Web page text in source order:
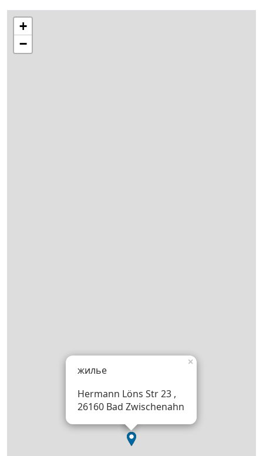
жилье
Hermann Löns Str 23 ,
26160 Bad Zwischenahn
×
+
−